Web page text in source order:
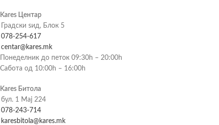
Kares Центар
Градски ѕид, Блок 5
078-254-617
centar@kares.mk
Понеделник до петок 09:30h – 20:00h
Сабота од 10:00h – 16:00h
Kares Битола
бул. 1 Мај 224
078-243-714
karesbitola@kares.mk